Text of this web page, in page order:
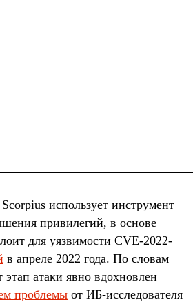
использует инструмент
привилегий, в основе
для уязвимости CVE-2022-
в апреле 2022 года. По словам
этап атаки явно вдохновлен
проблемы от ИБ-исследователя